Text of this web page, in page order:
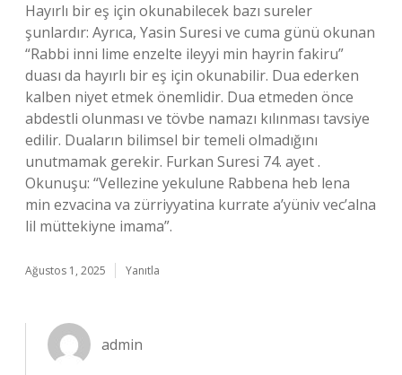
Hayırlı bir eş için okunabilecek bazı sureler
şunlardır: Ayrıca, Yasin Suresi ve cuma günü okunan
“Rabbi inni lime enzelte ileyyi min hayrin fakiru”
duası da hayırlı bir eş için okunabilir. Dua ederken
kalben niyet etmek önemlidir. Dua etmeden önce
abdestli olunması ve tövbe namazı kılınması tavsiye
edilir. Duaların bilimsel bir temeli olmadığını
unutmamak gerekir. Furkan Suresi 74. ayet .
Okunuşu: “Vellezine yekulune Rabbena heb lena
min ezvacina va zürriyyatina kurrate a’yüniv vec’alna
lil müttekiyne imama”.
Ağustos 1, 2025 Yanıtla
admin